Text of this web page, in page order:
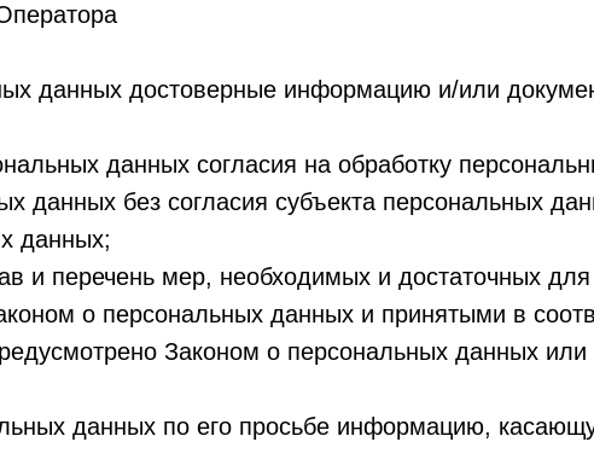
данных достоверные информацию и/или
данных согласия на обработку
данных без согласия субъекта персональных
данных;
и перечень мер, необходимых и достаточных
о персональных данных и принятыми в
Законом о персональных данных
данных по его просьбе информацию,